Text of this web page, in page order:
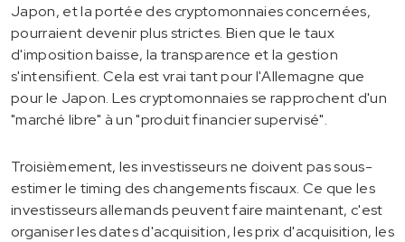
Japon, et la portée des cryptomonnaies concernées,
pourraient devenir plus strictes. Bien que le taux
d'imposition baisse, la transparence et la gestion
s'intensifient. Cela est vrai tant pour l'Allemagne que
pour le Japon. Les cryptomonnaies se rapprochent d'un
"marché libre" à un "produit financier supervisé".
Troisièmement, les investisseurs ne doivent pas sous-
estimer le timing des changements fiscaux. Ce que les
investisseurs allemands peuvent faire maintenant, c'est
organiser les dates d'acquisition, les prix d'acquisition, les